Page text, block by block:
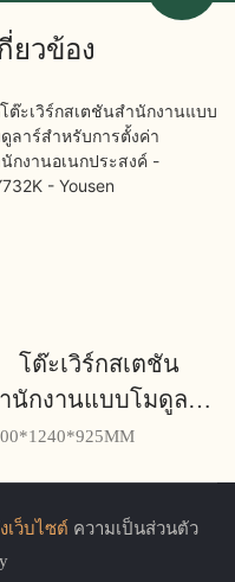
วข้อง
โต๊ะเวิร์กสเตชัน
นักงานแบบโมดูลาร์
สำหรับการตั้งค่า
เว็บไซต์ ความเป็นส่วนตัว